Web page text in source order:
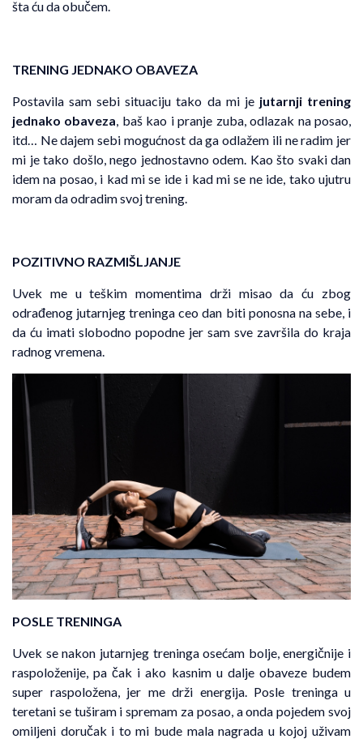
šta ću da obučem.
TRENING JEDNAKO OBAVEZA
Postavila sam sebi situaciju tako da mi je jutarnji trening
jednako obaveza, baš kao i pranje zuba, odlazak na posao,
itd… Ne dajem sebi mogućnost da ga odlažem ili ne radim jer
mi je tako došlo, nego jednostavno odem. Kao što svaki dan
idem na posao, i kad mi se ide i kad mi se ne ide, tako ujutru
moram da odradim svoj trening.
POZITIVNO RAZMIŠLJANJE
Uvek me u teškim momentima drži misao da ću zbog
odrađenog jutarnjeg treninga ceo dan biti ponosna na sebe, i
da ću imati slobodno popodne jer sam sve završila do kraja
radnog vremena.
POSLE TRENINGA
Uvek se nakon jutarnjeg treninga osećam bolje, energičnije i
raspoloženije, pa čak i ako kasnim u dalje obaveze budem
super raspoložena, jer me drži energija. Posle treninga u
teretani se tuširam i spremam za posao, a onda pojedem svoj
omiljeni doručak i to mi bude mala nagrada u kojoj uživam